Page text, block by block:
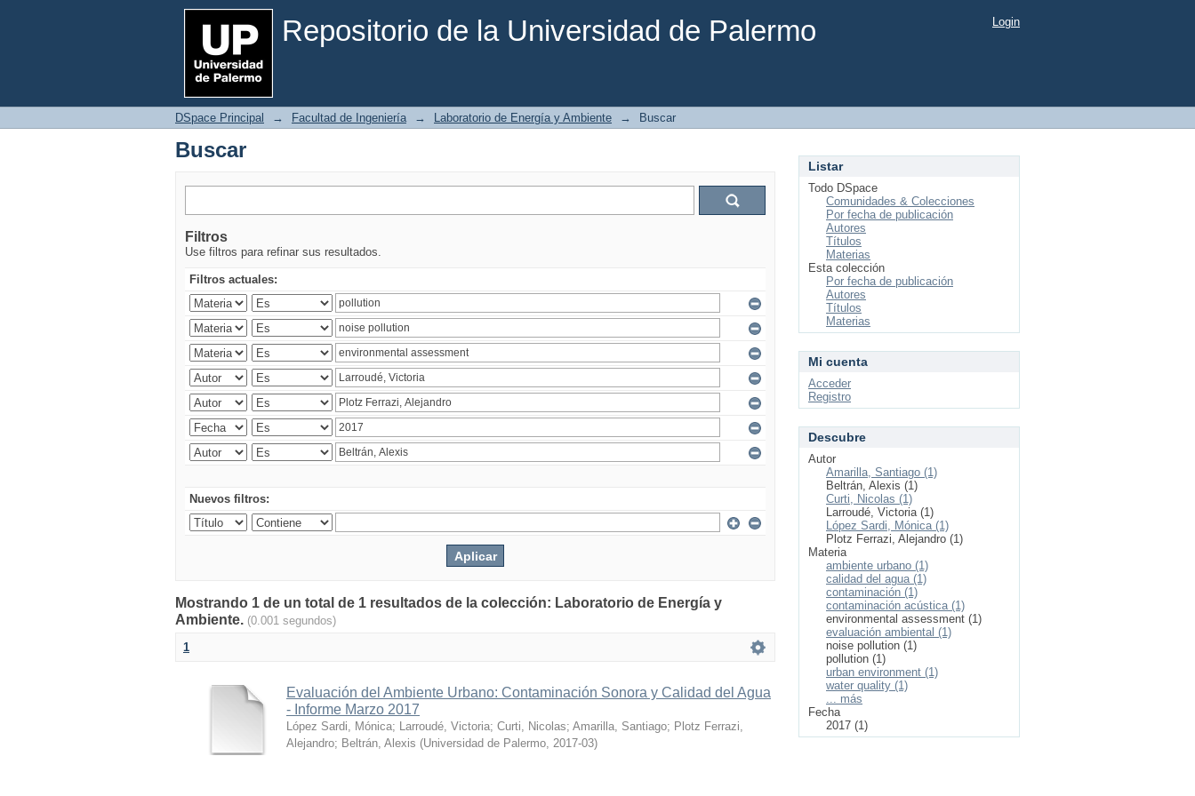
Repositorio de la Universidad de Palermo
Buscar Login
DSpace Principal → Facultad de Ingeniería → Laboratorio de Energía y Ambiente → Buscar
Buscar
Filtros
Use filtros para refinar sus resultados.
Filtros actuales:
Nuevos filtros:
Mostrando 1 de un total de 1 resultados de la colección: Laboratorio de Energía y
Ambiente. (0.001 segundos)
1
Evaluación del Ambiente Urbano: Contaminación Sonora y Calidad del Agua
- Informe Marzo 2017
López Sardi, Mónica; Larroudé, Victoria; Curti, Nicolas; Amarilla, Santiago; Plotz Ferrazi,
Alejandro; Beltrán, Alexis (Universidad de Palermo, 2017-03)
Listar
Todo DSpace
Comunidades & Colecciones
Por fecha de publicación
Autores
Títulos
Materias
Esta colección
Por fecha de publicación
Autores
Títulos
Materias
Mi cuenta
Acceder
Registro
Descubre
Autor
Amarilla, Santiago (1)
Beltrán, Alexis (1)
Curti, Nicolas (1)
Larroudé, Victoria (1)
López Sardi, Mónica (1)
Plotz Ferrazi, Alejandro (1)
Materia
ambiente urbano (1)
calidad del agua (1)
contaminación (1)
contaminación acústica (1)
environmental assessment (1)
evaluación ambiental (1)
noise pollution (1)
pollution (1)
urban environment (1)
water quality (1)
... más
Fecha
2017 (1)